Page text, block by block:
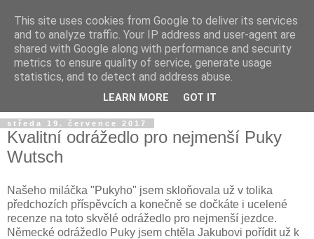
středa 19. července 2017
Kvalitní odrážedlo pro nejmenší Puky
Wutsch
Našeho miláčka "Pukyho" jsem skloňovala už v tolika
předchozích příspěvcích a konečně se dočkáte i ucelené
recenze na toto skvělé odrážedlo pro nejmenší jezdce.
Německé odrážedlo Puky jsem chtěla Jakubovi pořídit už k
This site uses cookies from Google to deliver its services
and to analyze traffic. Your IP address and user-agent are
shared with Google along with performance and security
metrics to ensure quality of service, generate usage
statistics, and to detect and address abuse.
LEARN MORE GOT IT